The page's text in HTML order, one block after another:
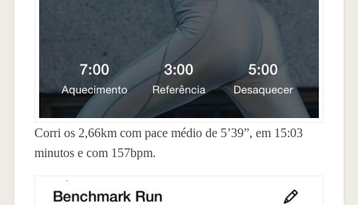
Corri os 2,66km com pace médio de 5’39”, em 15:03
minutos e com 157bpm.